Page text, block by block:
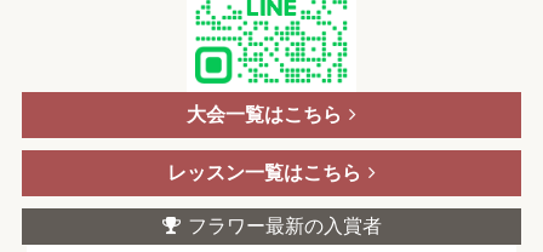
大会一覧はこちら
レッスン一覧はこちら
フラワー最新の入賞者